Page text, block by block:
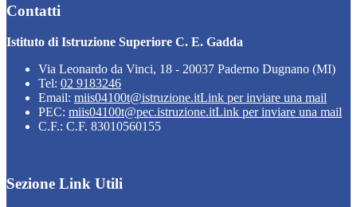
Contatti
Istituto di Istruzione Superiore C. E. Gadda
Via Leonardo da Vinci, 18 - 20037 Paderno Dugnano (MI)
Tel: 02 9183246
Email: miis04100t@istruzione.itLink per inviare una mail
PEC: miis04100t@pec.istruzione.itLink per inviare una mail
C.F.: C.F. 83010560155
Sezione Link Utili